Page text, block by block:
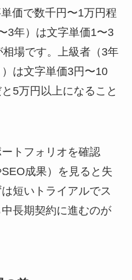
価で数千円〜1万円程
3年）は文字単価1〜3
場です。上級者（3年
は文字単価3円〜10
5万円以上になること
トフォリオを確認
成果）を見ると失
短いトライアルでス
長期契約に進むのが